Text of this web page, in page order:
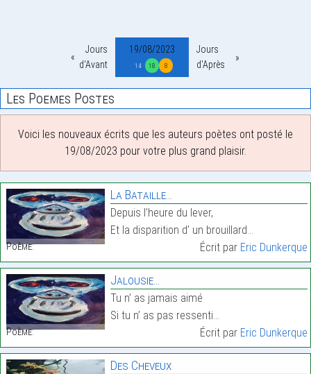
Jours
d'Avant
19/08/2023
14 18 8
Jours
d'Après
Les Poemes Postes
Voici les nouveaux écrits que les auteurs poètes ont posté le
19/08/2023 pour votre plus grand plaisir.
Poème:
La Bataille…
Depuis l’heure du lever,
Et la disparition d’ un brouillard…
Écrit par Eric Dunkerque
Poème:
Jalousie…
Tu n’ as jamais aimé
Si tu n’ as pas ressenti…
Écrit par Eric Dunkerque
Des Cheveux